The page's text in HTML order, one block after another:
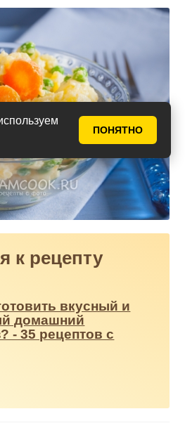
ПОНЯТНО
к рецепту
вкусный и
домашний
- 35 рецептов с